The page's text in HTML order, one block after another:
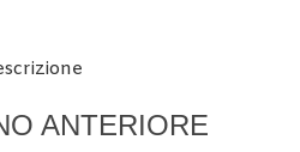
ANTERIORE